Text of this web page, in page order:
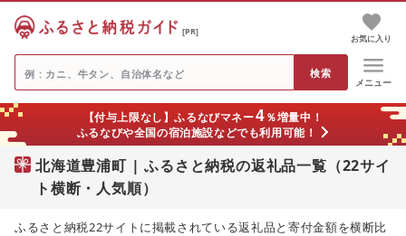
[PR]
お気に入り
メニュー
【付与上限なし】ふるなびマネー4％増量中！
ふるなびや全国の宿泊施設などでも利用可能！
北海道豊浦町 | ふるさと納税の返礼品一覧（22サイ
ト横断・人気順）
ふるさと納税22サイトに掲載されている返礼品と寄付金額を横断比